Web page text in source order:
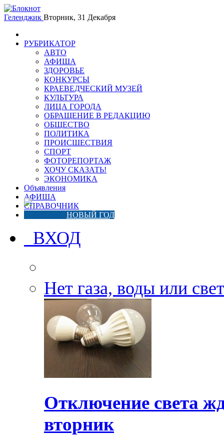
Геленджик Вторник, 31 Декабря
РУБРИКАТОР
АВТО
АФИША
ЗДОРОВЬЕ
КОНКУРСЫ
КРАЕВЕДЧЕСКИЙ МУЗЕЙ
КУЛЬТУРА
ЛИЦА ГОРОДА
ОБРАЩЕНИЕ В РЕДАКЦИЮ
ОБЩЕСТВО
ПОЛИТИКА
ПРОИСШЕСТВИЯ
СПОРТ
ФОТОРЕПОРТАЖ
ХОЧУ СКАЗАТЬ!
ЭКОНОМИКА
Объявления
АФИША
СПРАВОЧНИК
НОВЫЙ ГОД
ВХОД
Нет газа, воды или
Отключение света
вторник